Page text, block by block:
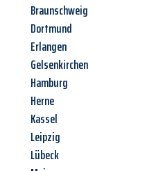
Braunschweig
Dortmund
Erlangen
Gelsenkirchen
Hamburg
Herne
Kassel
Leipzig
Lübeck